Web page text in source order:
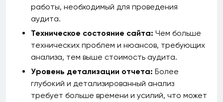
работы, необходимый для проведения
аудита.
Техническое состояние сайта: Чем больше
технических проблем и нюансов, требующих
анализа, тем выше стоимость аудита.
Уровень детализации отчета: Более
глубокий и детализированный анализ
требует больше времени и усилий, что может